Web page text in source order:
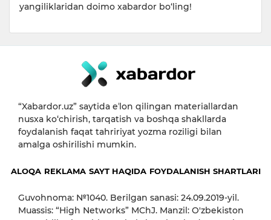
yangiliklaridan doimo xabardor bo‘ling!
“Xabardor.uz” saytida eʼlon qilingan materiallardan
nusxa ko‘chirish, tarqatish va boshqa shakllarda
foydalanish faqat tahririyat yozma roziligi bilan
amalga oshirilishi mumkin.
ALOQA REKLAMA SAYT HAQIDA FOYDALANISH SHARTLARI
Guvohnoma: №1040. Berilgan sanasi: 24.09.2019-yil.
Muassis: “High Networks” MChJ. Manzil: O'zbekiston